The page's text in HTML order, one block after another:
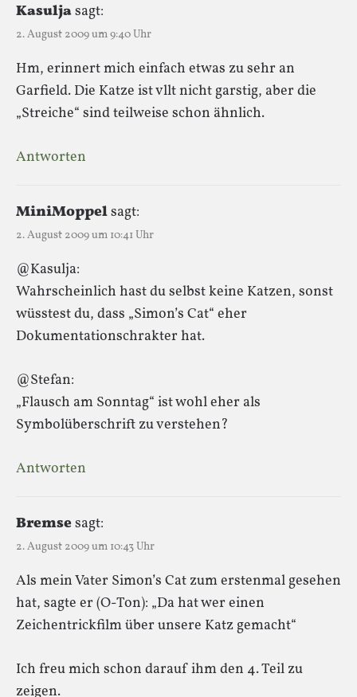
Kasuljasagt:
2. August 2009 um 9:40 Uhr
Hm, erinnert mich einfach etwas zu sehr an
Garfield. Die Katze ist vllt nicht garstig, aber die
„Streiche“ sind teilweise schon ähnlich.
Antworten
MiniMoppelsagt:
2. August 2009 um 10:41 Uhr
@Kasulja:
Wahrscheinlich hast du selbst keine Katzen, sonst
wüsstest du, dass „Simon’s Cat“ eher
Dokumentationschrakter hat.
@Stefan:
„Flausch am Sonntag“ ist wohl eher als
Symbolüberschrift zu verstehen?
Antworten
Bremsesagt:
2. August 2009 um 10:43 Uhr
Als mein Vater Simon’s Cat zum erstenmal gesehen
hat, sagte er (O-Ton): „Da hat wer einen
Zeichentrickfilm über unsere Katz gemacht“
Ich freu mich schon darauf ihm den 4. Teil zu
zeigen.